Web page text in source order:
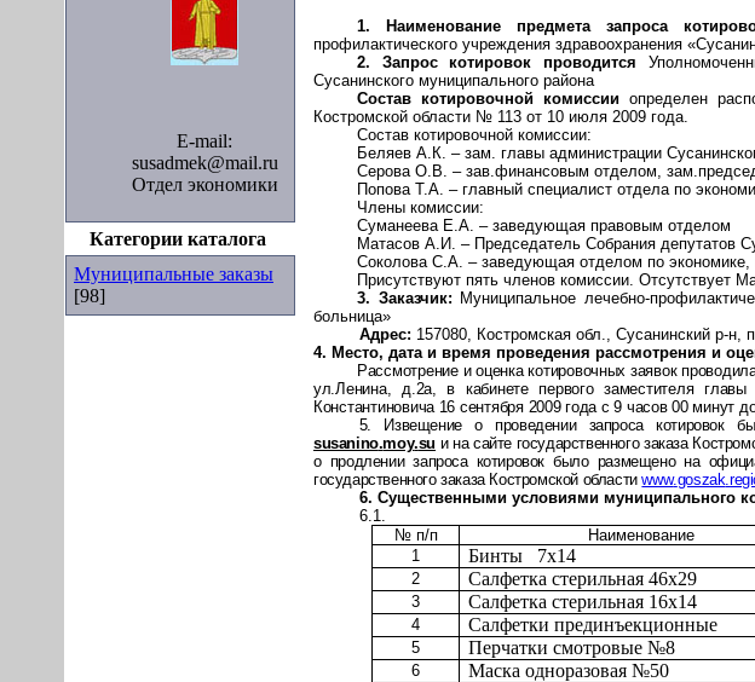
E-mail:
susadmek@mail.ru
Отдел экономики
Категории каталога
Муниципальные заказы
[98]
1. Наименование предмета запроса
профилактического учреждения здравоохранения
2. Запрос котировок проводится
Сусанинского муниципального района
Состав котировочной комиссии определен
Костромской области № 113 от 10 июля 2009 года.
Состав котировочной комиссии:
Беляев А.К. – зам. главы администрации
Серова О.В. – зав.финансовым отделом,
Попова Т.А. – главный специалист отдела по
Члены комиссии:
Суманеева Е.А. – заведующая правовым отделом
Матасов А.И. – Председатель Собрания депутатов
Соколова С.А. – заведующая отделом по
Присутствуют пять членов комиссии. Отсутствует
3. Заказчик: Муниципальное лечебно-
больница»
Адрес: 157080, Костромская обл., Сусанинский р-н,
4. Место, дата и время проведения рассмотрения и
Рассмотрение и оценка котировочных заявок
ул.Ленина, д.2а, в кабинете первого заместителя
Константиновича 16 сентября 2009 года с 9 часов 00 минут
5. Извещение о проведении запроса котировок
susanino.moy.su и на сайте государственного заказа
о продлении запроса котировок было размещено на
государственного заказа Костромской областиwww.goszak.
6. Существенными условиями муниципального
6.1.
№ п/п
Наименование
1
Бинты 7х14
2
Салфетка стерильная 46х29
3
Салфетка стерильная 16х14
4
Салфетки прединъекционные
5
Перчатки смотровые №8
6
Маска одноразовая №50